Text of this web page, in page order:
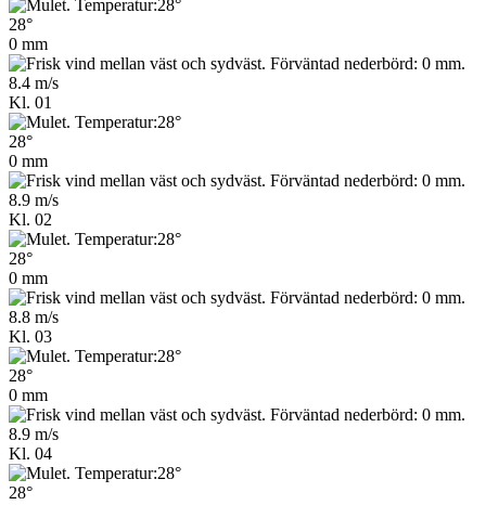
28°
0 mm
8.4 m/s
Kl. 01
28°
0 mm
8.9 m/s
Kl. 02
28°
0 mm
8.8 m/s
Kl. 03
28°
0 mm
8.9 m/s
Kl. 04
28°